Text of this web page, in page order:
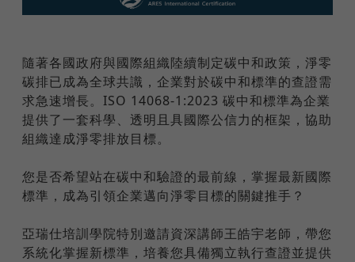
隨著各國政府與國際組織陸續制定碳中和政策，淨零
碳排已成為全球共識，企業對於碳中和標準的查證需
求急速增長。ISO 14068-1:2023 碳中和標準為企業
提供了一套科學、透明且具國際公信力的框架，協助
組織達成淨零排放目標。
您是否希望站在碳中和驗證的最前線，掌握最新國際
標準，成為引領企業邁向淨零目標的關鍵推手？
亞瑞仕培訓學院特別邀請資深講師王皓宇老師，帶您
系統化掌握新標準，培養您具備獨立執行查證並提供